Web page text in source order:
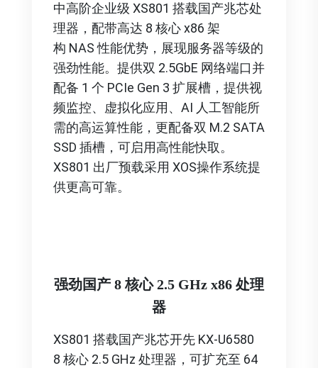
中高阶企业级 XS801 搭载国产兆芯处
理器，配带高达 8 核心 x86 架
构 NAS 性能优势，展现服务器等级的
强劲性能。提供双 2.5GbE 网络端口并
配备 1 个 PCIe Gen 3 扩展槽，提供视
频监控、虚拟化应用、AI 人工智能所
需的高运算性能，更配备双 M.2 SATA
SSD 插槽，可启用高性能快取。
XS801 出厂预载采用 XOS操作系统提
供更高可靠。
强劲国产 8 核心 2.5 GHz x86 处理
器
XS801 搭载国产兆芯开先 KX-U6580
8 核心 2.5 GHz 处理器，可扩充至 64